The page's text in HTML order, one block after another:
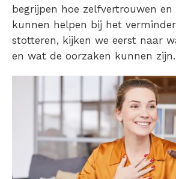
begrijpen hoe zelfvertrouwen en
kunnen helpen bij het
stotteren, kijken we eerst naar
en wat de oorzaken kunnen zijn.